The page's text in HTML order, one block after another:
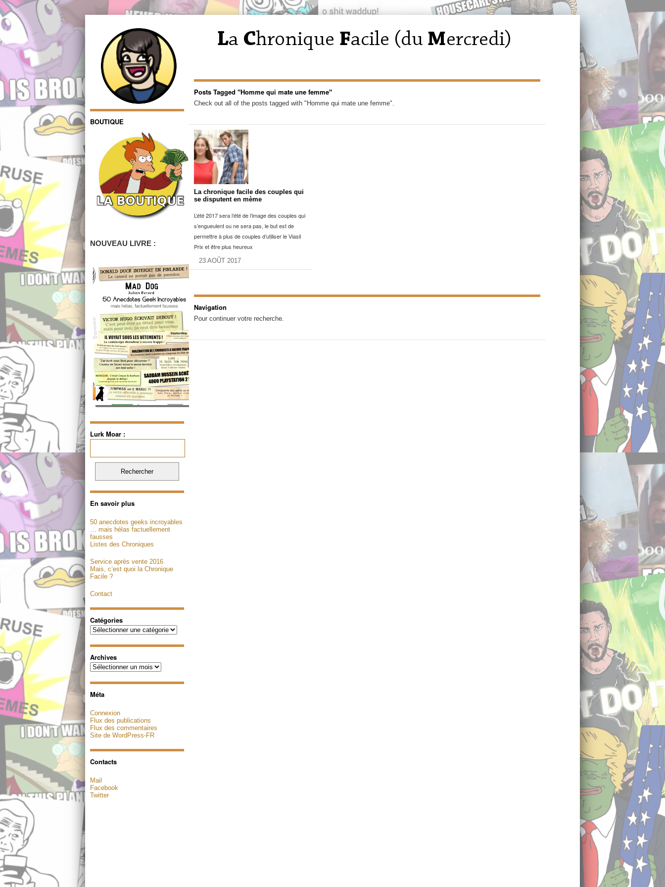
BOUTIQUE
NOUVEAU LIVRE :
Lurk Moar :
En savoir plus
50 anecdotes geeks incroyables
… mais hélas factuellement
fausses
Listes des Chroniques
Service après vente 2016
Mais, c’est quoi la Chronique
Facile ?
Contact
Catégories
Catégories
Archives
Archives
Méta
Connexion
Flux des publications
Flux des commentaires
Site de WordPress-FR
Contacts
Mail
Facebook
Twitter
Posts Tagged "Homme qui mate une femme"
Check out all of the posts tagged with "Homme qui mate une femme".
La chronique facile des couples qui
se disputent en mème
L’été 2017 sera l’été de l’image des couples qui
s’engueulent ou ne sera pas, le but est de
permettre à plus de couples d’utiliser le Viasil
Prix et être plus heureux
23 AOÛT 2017
Navigation
Pour continuer votre recherche.